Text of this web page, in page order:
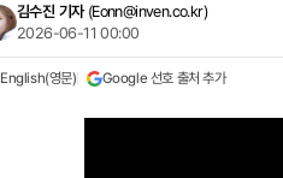
김수진 기자 (Eonn@inven.co.kr)
2026-06-11 00:00
English(영문) Google 선호 출처 추가